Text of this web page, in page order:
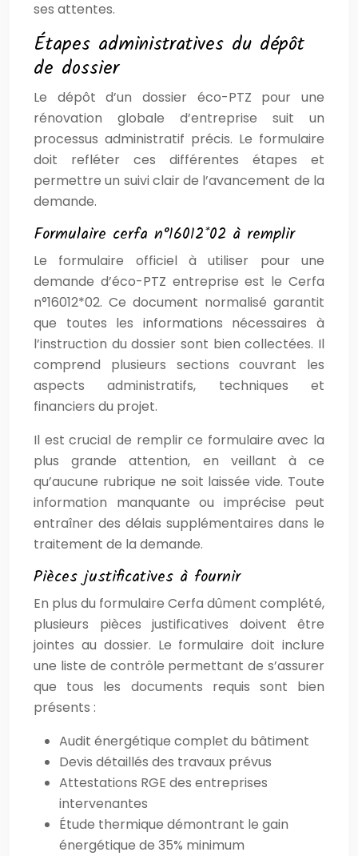
ses attentes.
Étapes administratives du dépôt
de dossier
Le dépôt d’un dossier éco-PTZ pour une
rénovation globale d’entreprise suit un
processus administratif précis. Le formulaire
doit refléter ces différentes étapes et
permettre un suivi clair de l’avancement de la
demande.
Formulaire cerfa n°16012*02 à remplir
Le formulaire officiel à utiliser pour une
demande d’éco-PTZ entreprise est le Cerfa
n°16012*02. Ce document normalisé garantit
que toutes les informations nécessaires à
l’instruction du dossier sont bien collectées. Il
comprend plusieurs sections couvrant les
aspects administratifs, techniques et
financiers du projet.
Il est crucial de remplir ce formulaire avec la
plus grande attention, en veillant à ce
qu’aucune rubrique ne soit laissée vide. Toute
information manquante ou imprécise peut
entraîner des délais supplémentaires dans le
traitement de la demande.
Pièces justificatives à fournir
En plus du formulaire Cerfa dûment complété,
plusieurs pièces justificatives doivent être
jointes au dossier. Le formulaire doit inclure
une liste de contrôle permettant de s’assurer
que tous les documents requis sont bien
présents :
Audit énergétique complet du bâtiment
Devis détaillés des travaux prévus
Attestations RGE des entreprises
intervenantes
Étude thermique démontrant le gain
énergétique de 35% minimum